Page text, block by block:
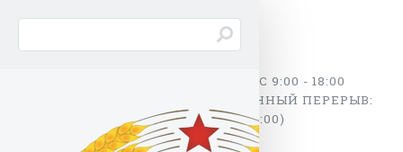
ПН - ПТ С 9:00 - 18:00
(ОБЕДЕННЫЙ ПЕРЕРЫВ:
13:00 - 14:00)